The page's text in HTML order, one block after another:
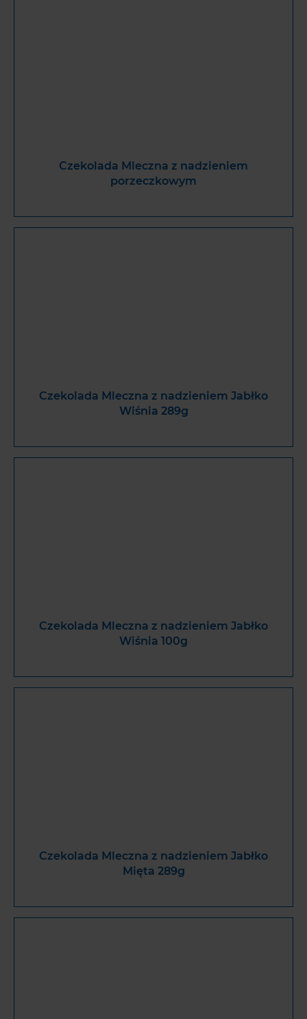
Czekolada Mleczna z nadzieniem
porzeczkowym
Czekolada Mleczna z nadzieniem Jabłko
Wiśnia 289g
Czekolada Mleczna z nadzieniem Jabłko
Wiśnia 100g
Czekolada Mleczna z nadzieniem Jabłko
Mięta 289g